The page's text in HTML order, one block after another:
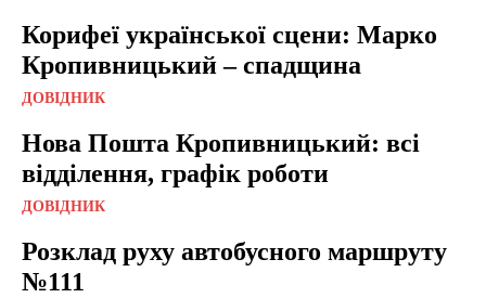
Корифеї української сцени: Марко
Кропивницький – спадщина
ДОВІДНИК
Нова Пошта Кропивницький: всі
відділення, графік роботи
ДОВІДНИК
Розклад руху автобусного маршруту
№111